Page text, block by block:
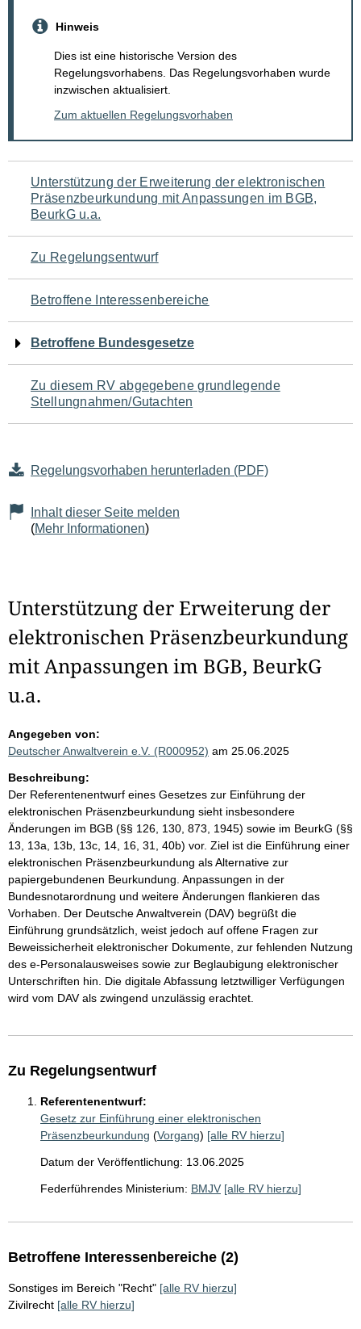
Hinweis
Dies ist eine historische Version des
Regelungsvorhabens. Das Regelungsvorhaben wurde
inzwischen aktualisiert.
Zum aktuellen Regelungsvorhaben
Navigation
für
den
Seiteninhalt
Unterstützung der Erweiterung der elektronischen
Präsenzbeurkundung mit Anpassungen im BGB,
BeurkG u.a.
Zu Regelungsentwurf
Betroffene Interessenbereiche
Betroffene Bundesgesetze
Zu diesem RV abgegebene grundlegende
Stellungnahmen/Gutachten
Regelungsvorhaben herunterladen (PDF)
Inhalt dieser Seite melden
(Mehr Informationen)
Unterstützung der Erweiterung der
elektronischen Präsenzbeurkundung
mit Anpassungen im BGB, BeurkG
u.a.
Angegeben von:
Deutscher Anwaltverein e.V. (R000952) am 25.06.2025
Beschreibung:
Der Referentenentwurf eines Gesetzes zur Einführung der
elektronischen Präsenzbeurkundung sieht insbesondere
Änderungen im BGB (§§ 126, 130, 873, 1945) sowie im BeurkG (§§
13, 13a, 13b, 13c, 14, 16, 31, 40b) vor. Ziel ist die Einführung einer
elektronischen Präsenzbeurkundung als Alternative zur
papiergebundenen Beurkundung. Anpassungen in der
Bundesnotarordnung und weitere Änderungen flankieren das
Vorhaben. Der Deutsche Anwaltverein (DAV) begrüßt die
Einführung grundsätzlich, weist jedoch auf offene Fragen zur
Beweissicherheit elektronischer Dokumente, zur fehlenden Nutzung
des e-Personalausweises sowie zur Beglaubigung elektronischer
Unterschriften hin. Die digitale Abfassung letztwilliger Verfügungen
wird vom DAV als zwingend unzulässig erachtet.
Zu Regelungsentwurf
Referentenentwurf:
Gesetz zur Einführung einer elektronischen
Präsenzbeurkundung (Vorgang) [alle RV hierzu]
Datum der Veröffentlichung: 13.06.2025
Federführendes Ministerium: BMJV [alle RV hierzu]
Betroffene Interessenbereiche (2)
Sonstiges im Bereich "Recht" [alle RV hierzu]
Zivilrecht [alle RV hierzu]